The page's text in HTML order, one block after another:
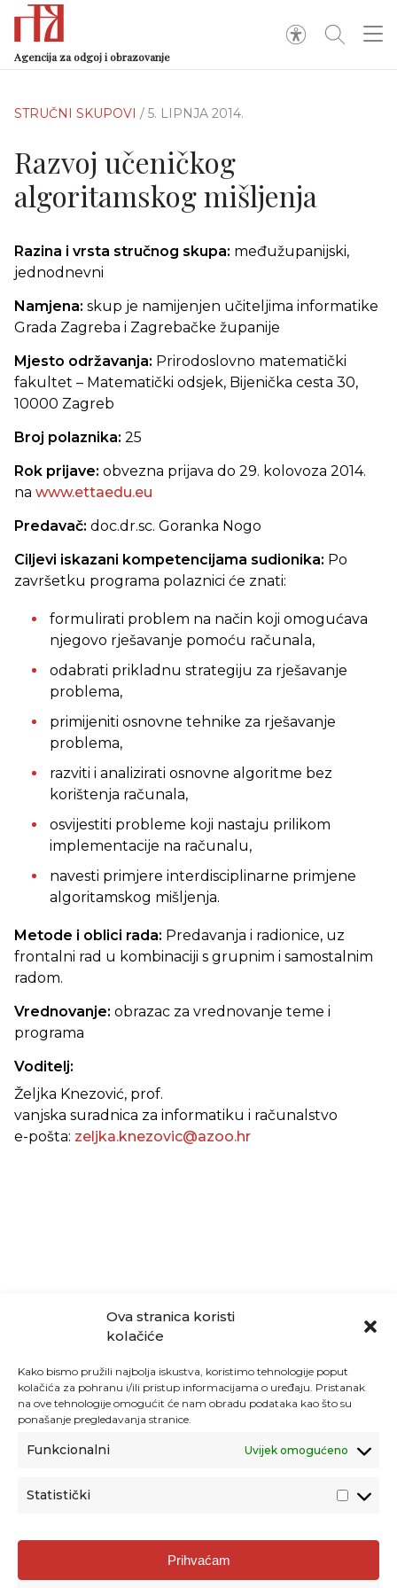
Ova stranica koristi
kolačiće
Kako bismo pružili najbolja iskustva, koristimo tehnologije poput
kolačića za pohranu i/ili pristup informacijama o uređaju. Pristanak
na ove tehnologije omogućit će nam obradu podataka kao što su
ponašanje pregledavanja stranice.
Funkcionalni Uvijek omogućeno
Statistički
Prihvaćam
Agencija za odgoj i obrazovanje
STRUČNI SKUPOVI / 5. LIPNJA 2014.
Razvoj učeničkog
algoritamskog mišljenja
Razina i vrsta stručnog skupa: međužupanijski,
jednodnevni
Namjena: skup je namijenjen učiteljima informatike
Grada Zagreba i Zagrebačke županije
Mjesto održavanja: Prirodoslovno matematički
fakultet – Matematički odsjek, Bijenička cesta 30,
10000 Zagreb
Broj polaznika: 25
Rok prijave: obvezna prijava do 29. kolovoza 2014.
na www.ettaedu.eu
Predavač: doc.dr.sc. Goranka Nogo
Ciljevi iskazani kompetencijama sudionika: Po
završetku programa polaznici će znati:
formulirati problem na način koji omogućava
njegovo rješavanje pomoću računala,
odabrati prikladnu strategiju za rješavanje
problema,
primijeniti osnovne tehnike za rješavanje
problema,
razviti i analizirati osnovne algoritme bez
korištenja računala,
osvijestiti probleme koji nastaju prilikom
implementacije na računalu,
navesti primjere interdisciplinarne primjene
algoritamskog mišljenja.
Metode i oblici rada: Predavanja i radionice, uz
frontalni rad u kombinaciji s grupnim i samostalnim
radom.
Vrednovanje: obrazac za vrednovanje teme i
programa
Voditelj:
Željka Knezović, prof.
vanjska suradnica za informatiku i računalstvo
e-pošta: zeljka.knezovic@azoo.hr
Agencija za odgoj i obrazovanje
Donje Svetice 38, 10000 Zagreb